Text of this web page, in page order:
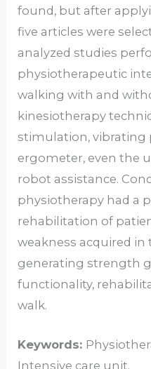
found, but after
five articles were
analyzed studies
physiotherapeutic
walking with and
kinesiotherapy
stimulation, vibrating
ergometer, even the
robot assistance.
physiotherapy had a
rehabilitation of
weakness acquired in
generating strength
functionality,
walk.
Keywords:
Intensive care unit.